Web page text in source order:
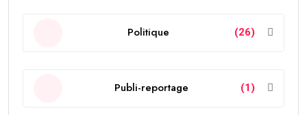
Politique (26)
Publi-reportage (1)